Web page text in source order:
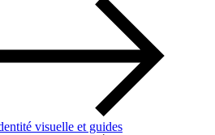
visuelle et guides